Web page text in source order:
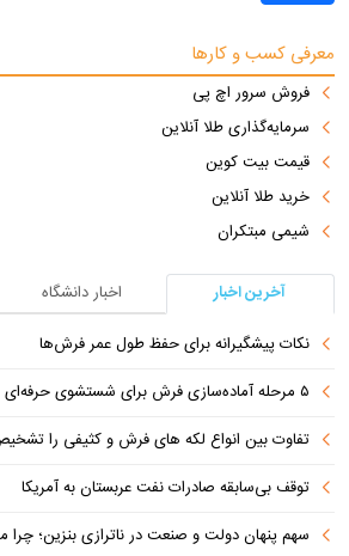
معرفی کسب و کارها
فروش سرور اچ پی
سرمایه‌گذاری طلا آنلاین
قیمت بیت کوین
خرید طلا آنلاین
شیمی مبتکران
آخرین اخبار
اخبار دانشگاه
نکات پیشگیرانه برای حفظ طول عمر فرش‌ها
۵ مرحله آماده‌سازی فرش برای شستشوی حرفه‌ای
تفاوت‌ بین انواع لکه های فرش و کثیفی را
توقف بی‌سابقه صادرات نفت عربستان به آمریکا
سهم پنهان دولت و صنعت در ناترازی بنزین؛ چرا